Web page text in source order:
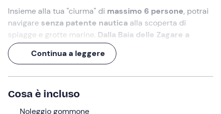
Insieme alla tua "ciurma" di massimo 6 persone, potrai
navigare senza patente nautica alla scoperta di
spiagge e grotte marine. Dalla Baia delle Zagare a
Peschici, passando per la Baia di Campi e la Grotta
Smeralda.
Il noleggio avrà duratamezza giornata o giornata
in base all'opzione selezionata in fase di
prenotazione.
Continua a leggere
Cosa è incluso
Noleggio gommone